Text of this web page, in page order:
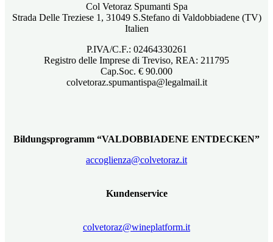
Col Vetoraz Spumanti Spa
Strada Delle Treziese 1, 31049 S.Stefano di Valdobbiadene (TV)
Italien
P.IVA/C.F.: 02464330261
Registro delle Imprese di Treviso, REA: 211795
Cap.Soc. € 90.000
colvetoraz.spumantispa@legalmail.it
Bildungsprogramm “VALDOBBIADENE ENTDECKEN”
accoglienza@colvetoraz.it
Kundenservice
colvetoraz@wineplatform.it